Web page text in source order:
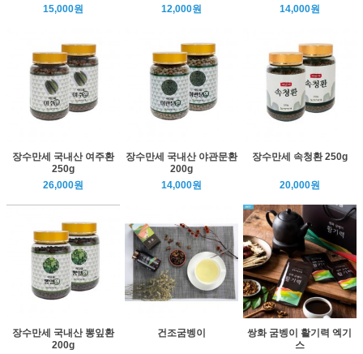
15,000원
12,000원
14,000원
장수만세 국내산 여주환
250g
26,000원
장수만세 국내산 야관문환
200g
14,000원
장수만세 속청환 250g
20,000원
장수만세 국내산 뽕잎환
200g
건조굼벵이
쌍화 굼벵이 활기력 엑기
스